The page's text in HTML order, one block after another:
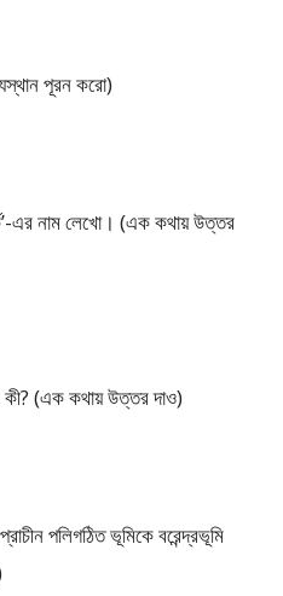
পূরন করো)
এর নাম লেখো। (এক কথায় উত্তর
কী? (এক কথায় উত্তর দাও)
পলিগঠিত ভূমিকে বরেন্দ্রভূমি